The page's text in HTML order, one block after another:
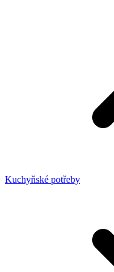
Kuchyňské potřeby